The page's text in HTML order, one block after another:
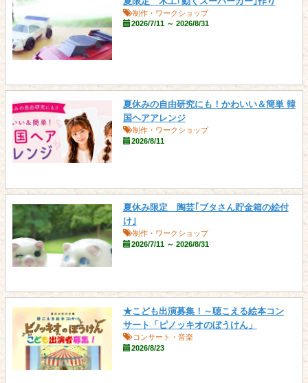
制作・ワークショップ
2026/7/11 ～ 2026/8/31
夏休みの自由研究にも！かわいい＆簡単 韓
国ヘアアレンジ
制作・ワークショップ
2026/8/11
夏休み限定 陶芸｢ブタさん貯金箱の絵付
け｣
制作・ワークショップ
2026/7/11 ～ 2026/8/31
★こども出演募集！～聴こえる絵本コン
サート「ピノッキオのぼうけん」
コンサート・音楽
2026/8/23